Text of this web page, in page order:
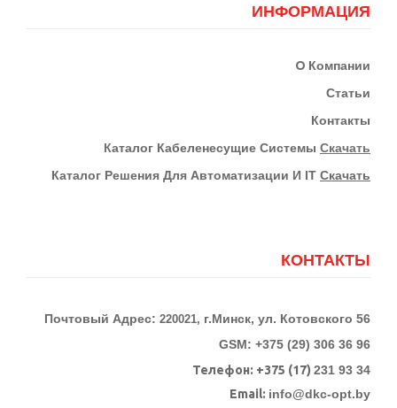
ИНФОРМАЦИЯ
О Компании
Статьи
Контакты
КАталог Кабеленесущие Системы Скачать
Каталог Решения Для Автоматизации И IT Скачать
КОНТАКТЫ
Почтовый Адрес: 220021, г.Минск, ул. Котовского 56
GSM: +375 (29) 306 36 96
Телефон: +375 (17) 231 93 34
Email: info@dkc-opt.by